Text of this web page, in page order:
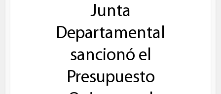
Junta
Departamental
sancionó el
Presupuesto